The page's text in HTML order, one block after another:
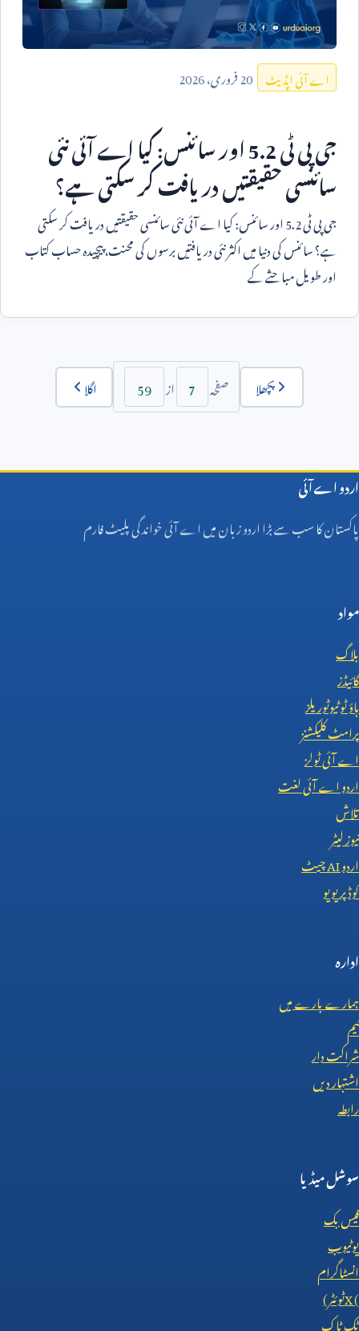
اے آئی اپڈیٹ 20فروری،2026
جی پی ٹی5.2اور سائنس: کیا اے آئی نئی
سائنسی حقیقتیں دریافت کر سکتی ہے؟
جی پی ٹی5.2اور سائنس: کیا اے آئی نئی سائنسی حقیقتیں دریافت کر سکتی
ہے؟ سائنس کی دنیا میں اکثر نئی دریافتیں برسوں کی محنت، پیچیدہ حساب کتاب
اور طویل مباحثے کے
پچھلا صفحہ 7 از 59 اگلا
اردو اے آئی
پاکستان کا سب سے بڑا اردو زبان میں اے آئی خواندگی پلیٹ فارم
مواد
بلاگ
گائیڈز
ہاؤ ٹو ٹیوٹوریلز
پرامٹ کلیکشنز
اے آئی ٹولز
اردو اے آئی لغت
تلاش
نیوز لیٹر
اردوAIچیٹ
کوڈ پریویو
ادارہ
ہمارے بارے میں
ٹیم
شراکت دار
اشتہار دیں
رابطہ
سوشل میڈیا
فیس بک
یوٹیوب
انسٹاگرام
X (ٹوئٹر)
ٹک ٹاک